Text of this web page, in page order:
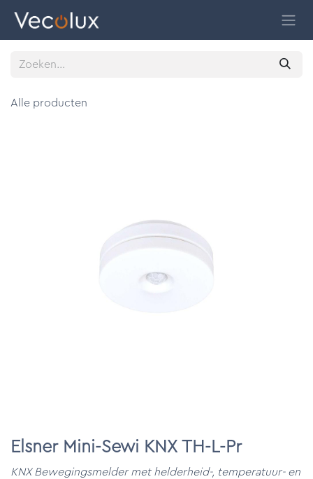
Alle producten
Elsner Mini-Sewi KNX TH-L-Pr
KNX Bewegingsmelder met helderheid-, temperatuur- en